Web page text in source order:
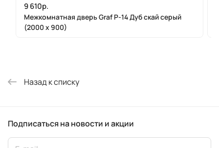
9 610р.
Межкомнатная дверь Graf P-14 Дуб скай серый
(2000 х 900)
Назад к списку
Подписаться на новости и акции